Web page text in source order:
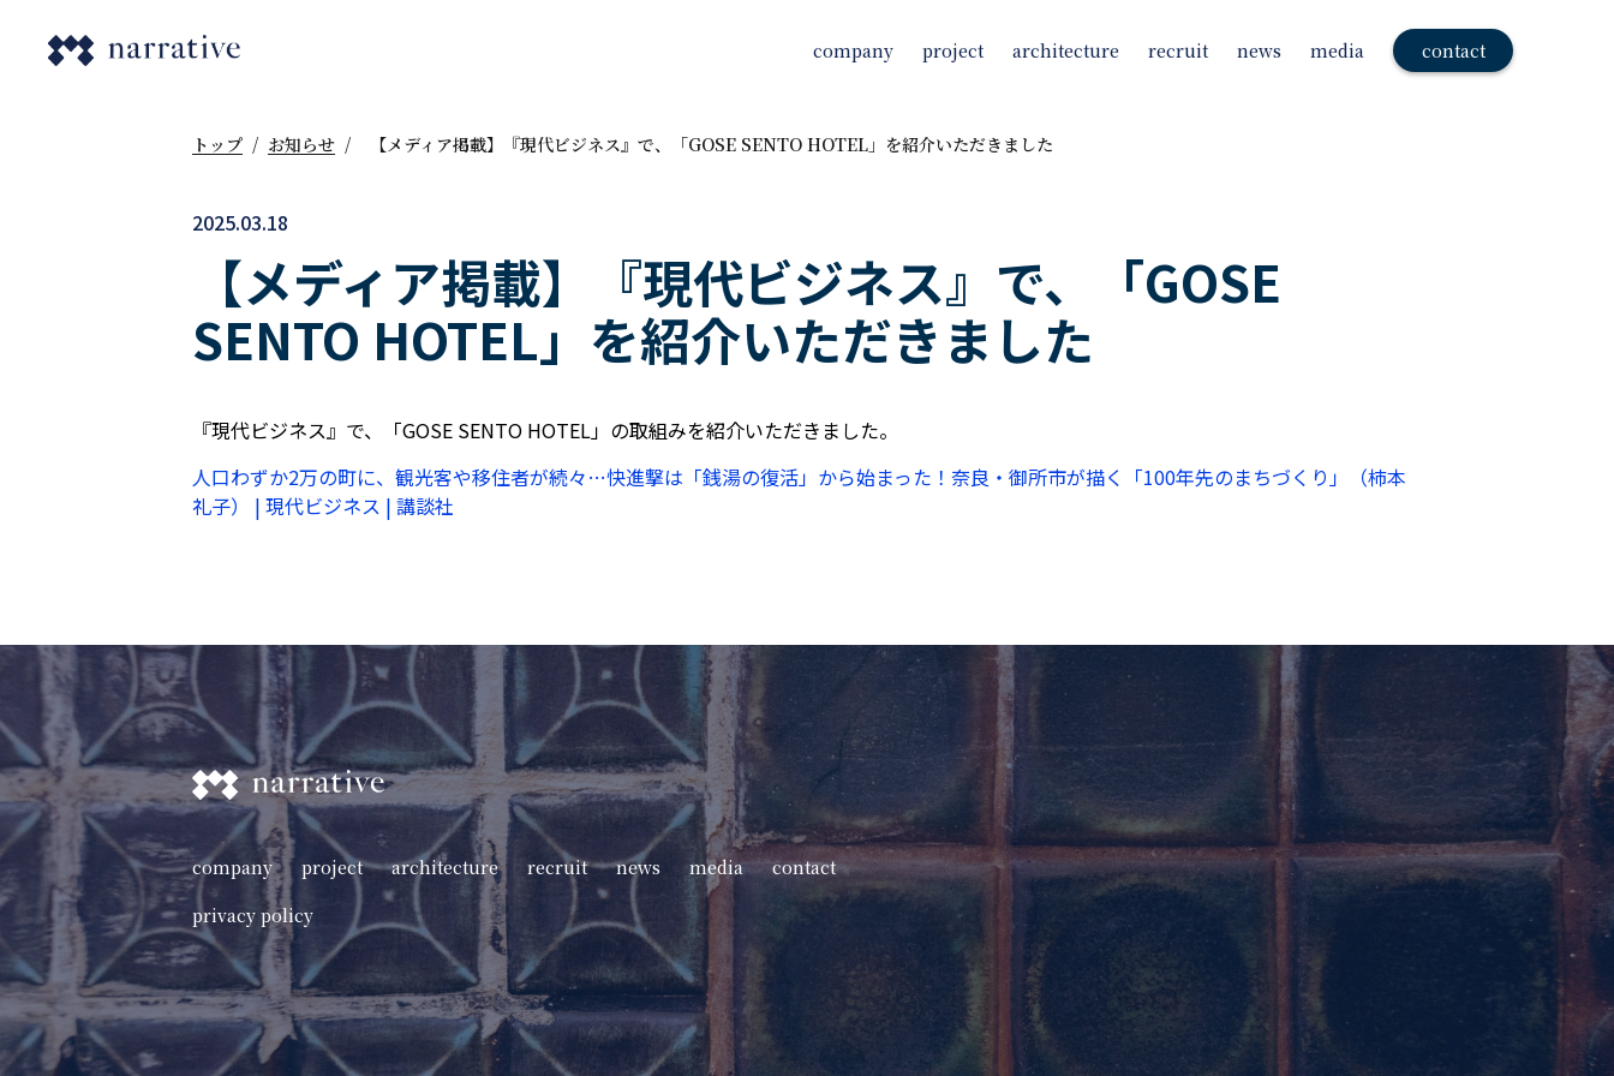
company project architecture recruit news media contact
トップ / お知らせ / 【メディア掲載】『現代ビジネス』で、「GOSE SENTO HOTEL」を紹介いただきました
2025.03.18
【メディア掲載】『現代ビジネス』で、「GOSE
SENTO HOTEL」を紹介いただきました
『現代ビジネス』で、「GOSE SENTO HOTEL」の取組みを紹介いただきました。
人口わずか2万の町に、観光客や移住者が続々…快進撃は「銭湯の復活」から始まった！奈良・御所市が描く「100年先のまちづくり」（柿本
礼子） | 現代ビジネス | 講談社
company project architecture recruit news media
contact
privacy policy